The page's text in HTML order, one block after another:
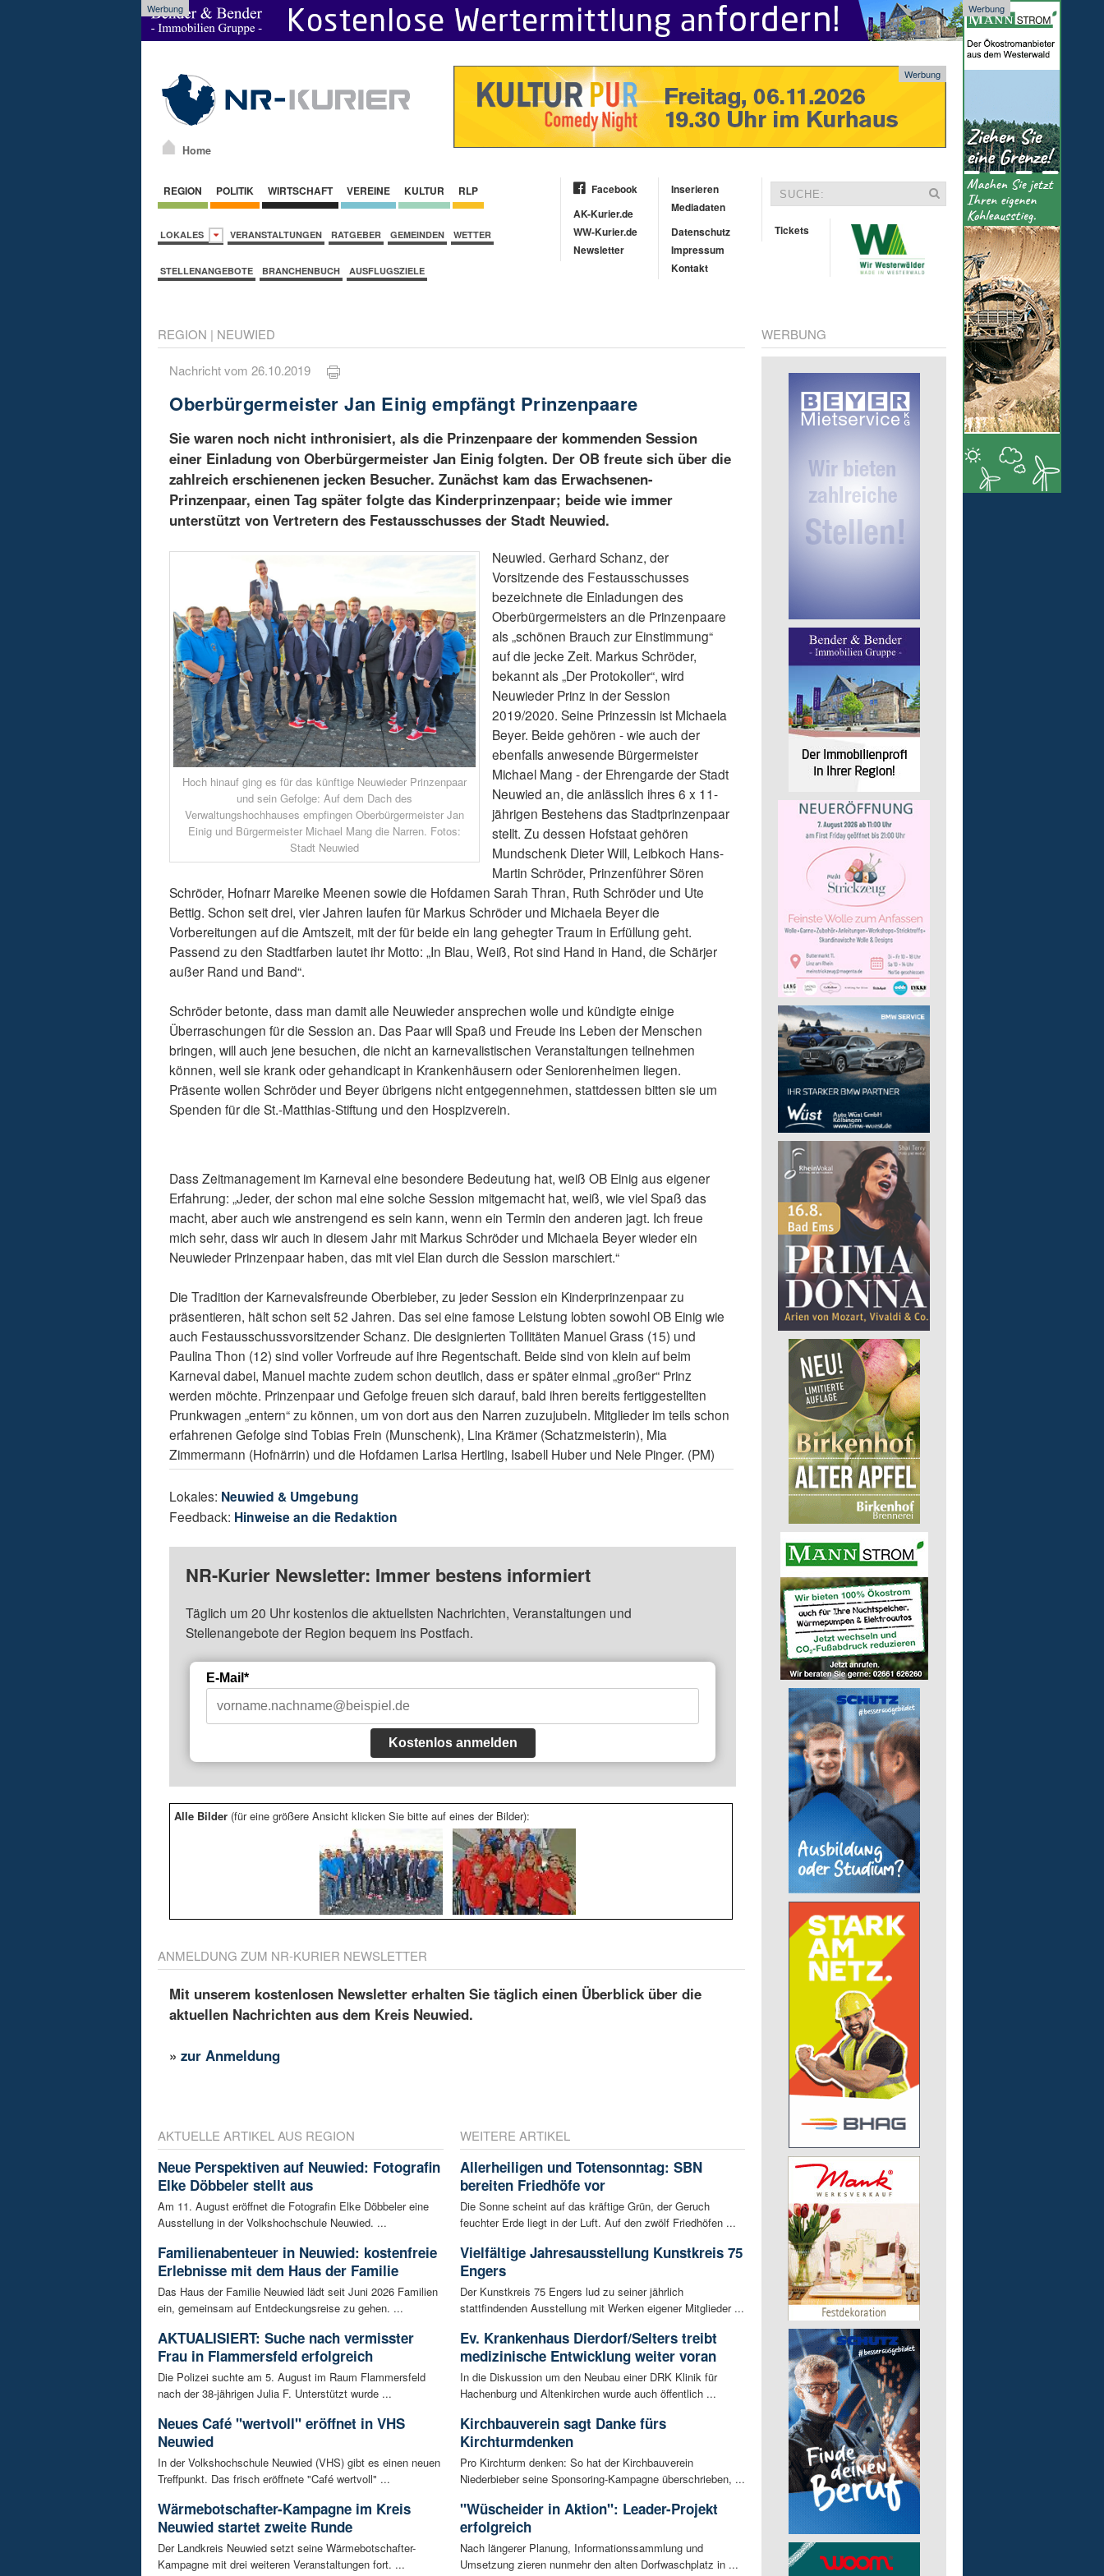
Werbung Werbung
Home
Werbung
REGION POLITIK WIRTSCHAFT VEREINE KULTUR RLP
LOKALES VERANSTALTUNGEN RATGEBER GEMEINDEN WETTER
STELLENANGEBOTE BRANCHENBUCH AUSFLUGSZIELE
Facebook
AK-Kurier.de
WW-Kurier.de
Newsletter
Inserieren
Mediadaten
Datenschutz
Impressum
Kontakt
Tickets
REGION | NEUWIED
Nachricht vom 26.10.2019
Oberbürgermeister Jan Einig empfängt Prinzenpaare
Sie waren noch nicht inthronisiert, als die Prinzenpaare der kommenden Session
einer Einladung von Oberbürgermeister Jan Einig folgten. Der OB freute sich über die
zahlreich erschienenen jecken Besucher. Zunächst kam das Erwachsenen-
Prinzenpaar, einen Tag später folgte das Kinderprinzenpaar; beide wie immer
unterstützt von Vertretern des Festausschusses der Stadt Neuwied.
Hoch hinauf ging es für das künftige Neuwieder Prinzenpaar
und sein Gefolge: Auf dem Dach des
Verwaltungshochhauses empfingen Oberbürgermeister Jan
Einig und Bürgermeister Michael Mang die Narren. Fotos:
Stadt Neuwied
Neuwied. Gerhard Schanz, der
Vorsitzende des Festausschusses
bezeichnete die Einladungen des
Oberbürgermeisters an die Prinzenpaare
als „schönen Brauch zur Einstimmung“
auf die jecke Zeit. Markus Schröder,
bekannt als „Der Protokoller“, wird
Neuwieder Prinz in der Session
2019/2020. Seine Prinzessin ist Michaela
Beyer. Beide gehören - wie auch der
ebenfalls anwesende Bürgermeister
Michael Mang - der Ehrengarde der Stadt
Neuwied an, die anlässlich ihres 6 x 11-
jährigen Bestehens das Stadtprinzenpaar
stellt. Zu dessen Hofstaat gehören
Mundschenk Dieter Will, Leibkoch Hans-
Martin Schröder, Prinzenführer Sören
Schröder, Hofnarr Mareike Meenen sowie die Hofdamen Sarah Thran, Ruth Schröder und Ute
Bettig. Schon seit drei, vier Jahren laufen für Markus Schröder und Michaela Beyer die
Vorbereitungen auf die Amtszeit, mit der für beide ein lang gehegter Traum in Erfüllung geht.
Passend zu den Stadtfarben lautet ihr Motto: „In Blau, Weiß, Rot sind Hand in Hand, die Schärjer
außer Rand und Band“.
Schröder betonte, dass man damit alle Neuwieder ansprechen wolle und kündigte einige
Überraschungen für die Session an. Das Paar will Spaß und Freude ins Leben der Menschen
bringen, will auch jene besuchen, die nicht an karnevalistischen Veranstaltungen teilnehmen
können, weil sie krank oder gehandicapt in Krankenhäusern oder Seniorenheimen liegen.
Präsente wollen Schröder und Beyer übrigens nicht entgegennehmen, stattdessen bitten sie um
Spenden für die St.-Matthias-Stiftung und den Hospizverein.
Dass Zeitmanagement im Karneval eine besondere Bedeutung hat, weiß OB Einig aus eigener
Erfahrung: „Jeder, der schon mal eine solche Session mitgemacht hat, weiß, wie viel Spaß das
macht, aber auch wie anstrengend es sein kann, wenn ein Termin den anderen jagt. Ich freue
mich sehr, dass wir auch in diesem Jahr mit Markus Schröder und Michaela Beyer wieder ein
Neuwieder Prinzenpaar haben, das mit viel Elan durch die Session marschiert.“
Die Tradition der Karnevalsfreunde Oberbieber, zu jeder Session ein Kinderprinzenpaar zu
präsentieren, hält schon seit 52 Jahren. Das sei eine famose Leistung lobten sowohl OB Einig wie
auch Festausschussvorsitzender Schanz. Die designierten Tollitäten Manuel Grass (15) und
Paulina Thon (12) sind voller Vorfreude auf ihre Regentschaft. Beide sind von klein auf beim
Karneval dabei, Manuel machte zudem schon deutlich, dass er später einmal „großer“ Prinz
werden möchte. Prinzenpaar und Gefolge freuen sich darauf, bald ihren bereits fertiggestellten
Prunkwagen „entern“ zu können, um von dort aus den Narren zuzujubeln. Mitglieder im teils schon
erfahrenen Gefolge sind Tobias Frein (Munschenk), Lina Krämer (Schatzmeisterin), Mia
Zimmermann (Hofnärrin) und die Hofdamen Larisa Hertling, Isabell Huber und Nele Pinger. (PM)
Lokales: Neuwied & Umgebung
Feedback: Hinweise an die Redaktion
NR-Kurier Newsletter: Immer bestens informiert
Täglich um 20 Uhr kostenlos die aktuellsten Nachrichten, Veranstaltungen und
Stellenangebote der Region bequem ins Postfach.
E-Mail*
Kostenlos anmelden
Alle Bilder (für eine größere Ansicht klicken Sie bitte auf eines der Bilder):
ANMELDUNG ZUM NR-KURIER NEWSLETTER
Mit unserem kostenlosen Newsletter erhalten Sie täglich einen Überblick über die
aktuellen Nachrichten aus dem Kreis Neuwied.
»zur Anmeldung
AKTUELLE ARTIKEL AUS REGION
Neue Perspektiven auf Neuwied: Fotografin
Elke Döbbeler stellt aus
Am 11. August eröffnet die Fotografin Elke Döbbeler eine
Ausstellung in der Volkshochschule Neuwied. ...
Familienabenteuer in Neuwied: kostenfreie
Erlebnisse mit dem Haus der Familie
Das Haus der Familie Neuwied lädt seit Juni 2026 Familien
ein, gemeinsam auf Entdeckungsreise zu gehen. ...
AKTUALISIERT: Suche nach vermisster
Frau in Flammersfeld erfolgreich
Die Polizei suchte am 5. August im Raum Flammersfeld
nach der 38-jährigen Julia F. Unterstützt wurde ...
Neues Café "wertvoll" eröffnet in VHS
Neuwied
In der Volkshochschule Neuwied (VHS) gibt es einen neuen
Treffpunkt. Das frisch eröffnete "Café wertvoll" ...
Wärmebotschafter-Kampagne im Kreis
Neuwied startet zweite Runde
Der Landkreis Neuwied setzt seine Wärmebotschafter-
Kampagne mit drei weiteren Veranstaltungen fort. ...
WEITERE ARTIKEL
Allerheiligen und Totensonntag: SBN
bereiten Friedhöfe vor
Die Sonne scheint auf das kräftige Grün, der Geruch
feuchter Erde liegt in der Luft. Auf den zwölf Friedhöfen ...
Vielfältige Jahresausstellung Kunstkreis 75
Engers
Der Kunstkreis 75 Engers lud zu seiner jährlich
stattfindenden Ausstellung mit Werken eigener Mitglieder ...
Ev. Krankenhaus Dierdorf/Selters treibt
medizinische Entwicklung weiter voran
In die Diskussion um den Neubau einer DRK Klinik für
Hachenburg und Altenkirchen wurde auch öffentlich ...
Kirchbauverein sagt Danke fürs
Kirchturmdenken
Pro Kirchturm denken: So hat der Kirchbauverein
Niederbieber seine Sponsoring-Kampagne überschrieben, ...
"Wüscheider in Aktion": Leader-Projekt
erfolgreich
Nach längerer Planung, Informationssammlung und
Umsetzung zieren nunmehr den alten Dorfwaschplatz in ...
WERBUNG